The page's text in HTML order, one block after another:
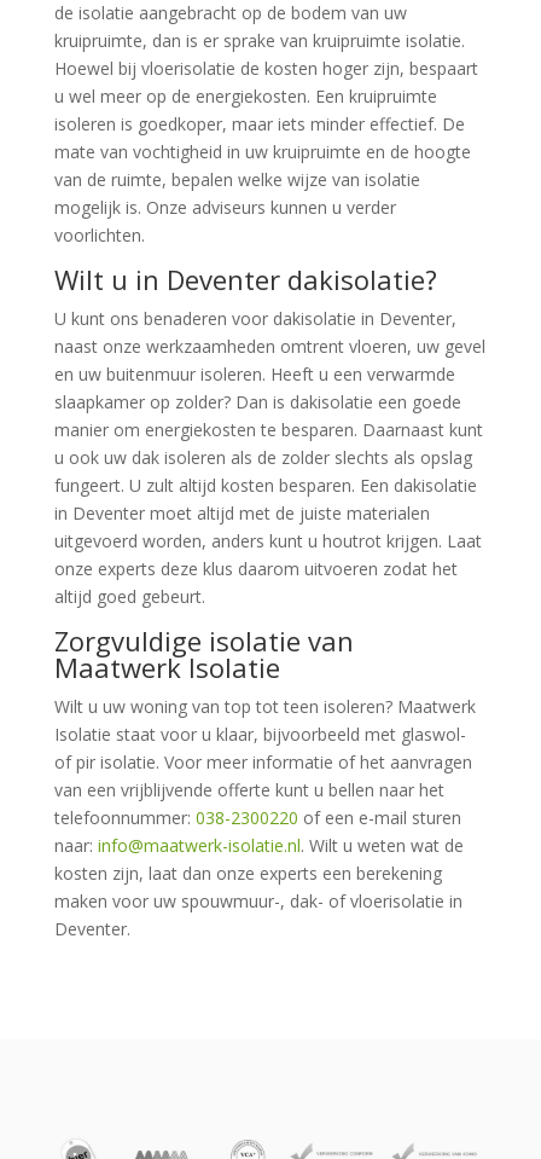
de isolatie aangebracht op de bodem van uw
kruipruimte, dan is er sprake van kruipruimte isolatie.
Hoewel bij vloerisolatie de kosten hoger zijn, bespaart
u wel meer op de energiekosten. Een kruipruimte
isoleren is goedkoper, maar iets minder effectief. De
mate van vochtigheid in uw kruipruimte en de hoogte
van de ruimte, bepalen welke wijze van isolatie
mogelijk is. Onze adviseurs kunnen u verder
voorlichten.
Wilt u in Deventer dakisolatie?
U kunt ons benaderen voor dakisolatie in Deventer,
naast onze werkzaamheden omtrent vloeren, uw gevel
en uw buitenmuur isoleren. Heeft u een verwarmde
slaapkamer op zolder? Dan is dakisolatie een goede
manier om energiekosten te besparen. Daarnaast kunt
u ook uw dak isoleren als de zolder slechts als opslag
fungeert. U zult altijd kosten besparen. Een dakisolatie
in Deventer moet altijd met de juiste materialen
uitgevoerd worden, anders kunt u houtrot krijgen. Laat
onze experts deze klus daarom uitvoeren zodat het
altijd goed gebeurt.
Zorgvuldige isolatie van
Maatwerk Isolatie
Wilt u uw woning van top tot teen isoleren? Maatwerk
Isolatie staat voor u klaar, bijvoorbeeld met glaswol-
of pir isolatie. Voor meer informatie of het aanvragen
van een vrijblijvende offerte kunt u bellen naar het
telefoonnummer: 038-2300220 of een e-mail sturen
naar: info@maatwerk-isolatie.nl. Wilt u weten wat de
kosten zijn, laat dan onze experts een berekening
maken voor uw spouwmuur-, dak- of vloerisolatie in
Deventer.